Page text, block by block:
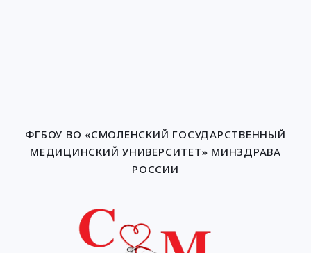
ФГБОУ ВО «СМОЛЕНСКИЙ ГОСУДАРСТВЕННЫЙ
МЕДИЦИНСКИЙ УНИВЕРСИТЕТ» МИНЗДРАВА
РОССИИ